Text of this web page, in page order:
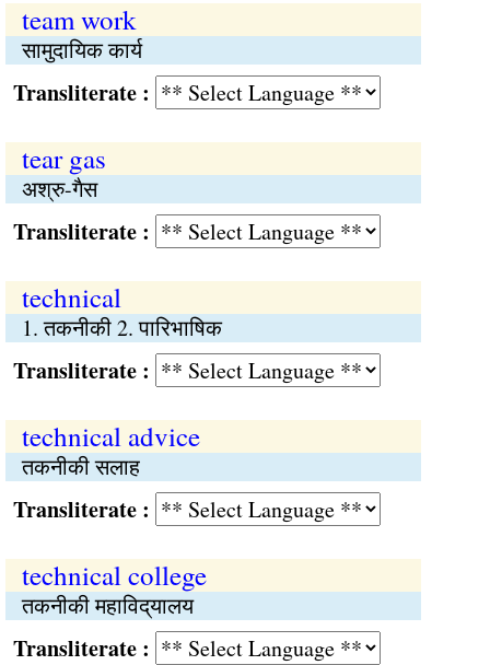
team work
सामुदायिक कार्य
:
tear gas
अश्रु-गैस
:
technical
1. तकनीकी 2. पारिभाषिक
:
technical advice
तकनीकी सलाह
:
technical college
तकनीकी महाविद्‌यालय
: